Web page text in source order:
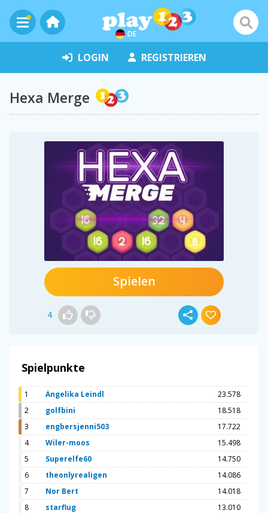
DE
LOGIN REGISTRIEREN
Hexa Merge
Spielen
4
Spielpunkte
1 Angelika Leindl
23.578
2
golfbini
18.518
3
engbersjenni503
17.722
4
Wiler-moos
15.498
5
Superelfe60
14.750
6
theonlyrealigen
14.086
7
Nor Bert
14.018
8
starflug
13.010